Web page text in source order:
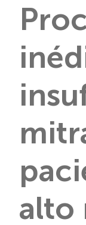
alto